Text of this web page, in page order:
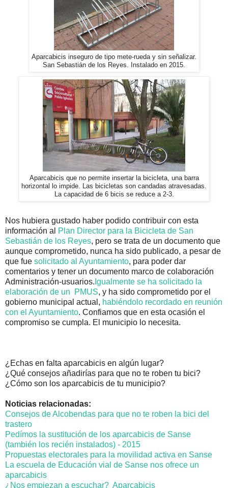
Aparcabicis inseguro de tipo mete-rueda y sin señalizar.
San Sebastián de los Reyes. Instalado en 2015.
Aparcabicis que no permite insertar la bicicleta, una barra
horizontal lo impide. Las bicicletas son candadas atravesadas.
La capacidad de 6 bicis se reduce a 2-3.
Nos hubiera gustado haber podido contribuir con esta
información al
Plan Director para la Bicicleta de San
Sebastián de los Reyes, pero se trata de un documento que
aunque comprometido, nunca ha sido publicado, a pesar de
que fue solicitado al Ayuntamiento, para poder dar
comentarios y tener un documento marco de colaboración
Administración-usuarios. Igualmente se ha solicitado la
elaboración de un PMUS, y ha sido comprometido por el
gobierno municipal actual, habiéndolo recordado en reunión
con el Ayuntamiento. Confiamos que en esta ocasión el
compromiso se cumpla. El municipio lo necesita.
¿Echas en falta aparcabicis en algún lugar?
¿Qué consejos añadirías para que no te roben tu bici?
¿Cómo son los aparcabicis de tu municipio?
Noticias relacionadas:
Consejos de Alcobendas para que no te roben la bici del
trastero
Pedímos la sustitución de los aparcabicis de Sanse
(también los recién instalados) - 2015
Propuestas electorales para la movilidad activa en Sanse
La escuela de Educación vial de Sanse nos ofrece un
aparcabicis
¿Nos empiezan a escuchar? Aparcabicis